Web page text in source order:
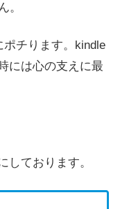
。
ポチります。kindle
には心の支えに最
しております。